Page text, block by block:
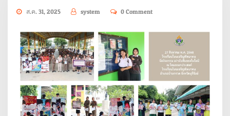
ส.ค. 31, 2025 system 0 Comment